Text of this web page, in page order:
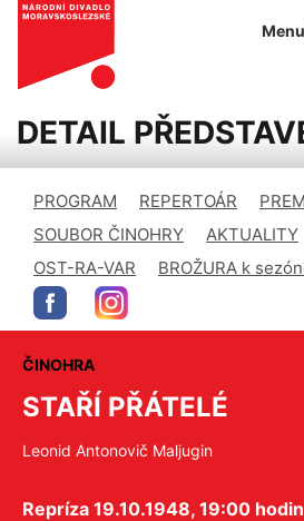
Menu
DETAIL
PROGRAM REPERTOÁR
SOUBOR ČINOHRY
AKTUALITY
OST-RA-VAR
BROŽURA k
ČINOHRA
STAŘÍ PŘÁTELÉ
Leonid Antonovič Maljugin
Repríza 19.10.1948, 19:00 hodin